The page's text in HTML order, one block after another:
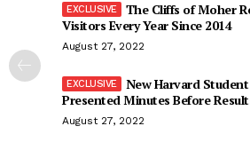
The Cliffs of Moher
Visitors Every Year Since 2014
August 27, 2022
New Harvard
Presented Minutes Before
August 27, 2022